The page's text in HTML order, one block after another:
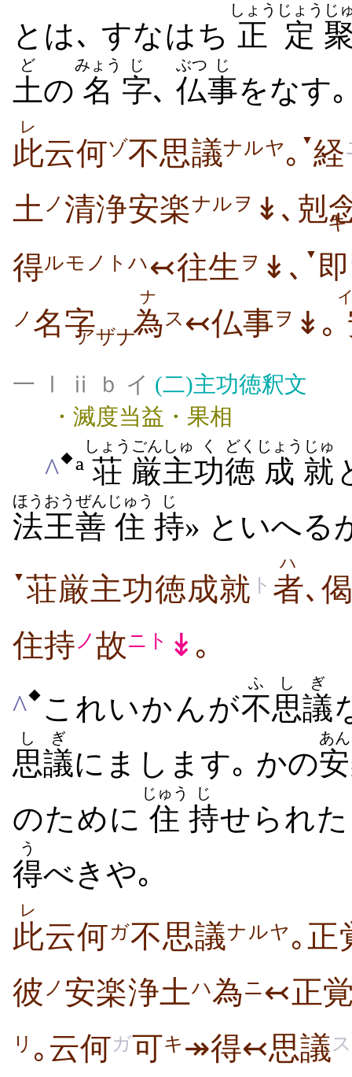
とは､ すなはち 正定
しょうじょう じ
土
ど
の 名
みょう
字
じ
､ 仏
ぶつ
事
じ
をなす
此
レ
云何ゾ不思議ナルヤ｡ ▼経
土 ノ 清浄安楽ナルヲ ↡､剋
得ルモノトハ↢往生 ヲ ↡､ ▼ 即
ノ 名字アザナ為
ナ
ス ↢仏事ヲ ↡｡
一 Ⅰ ⅱ ｂ イ (二)主功徳釈文
・滅度当益・果相
^◆ª 荘
しょう
厳
ごん
主
しゅ
功
く
徳
どく
成
じょう
就
じゅ
法王
ほうおう
善
ぜん
住
じゅう
持
じ
» といへる
▼ 荘厳主功徳成就 ト 者
ハ
､
住持 ノ 故ニト ↡ ｡
^◆ これいかんが不
ふ
思議
しぎ
思議
しぎ
にまします｡ かの
あ
のために 住
じゅう
持
じ
せられ
得
う
べきや｡
此
レ
云何ガ不思議ナルヤ｡正
彼 ノ 安楽浄土ハ為ニ↢正
リ ｡云何ガ可キ ↠得↢思議